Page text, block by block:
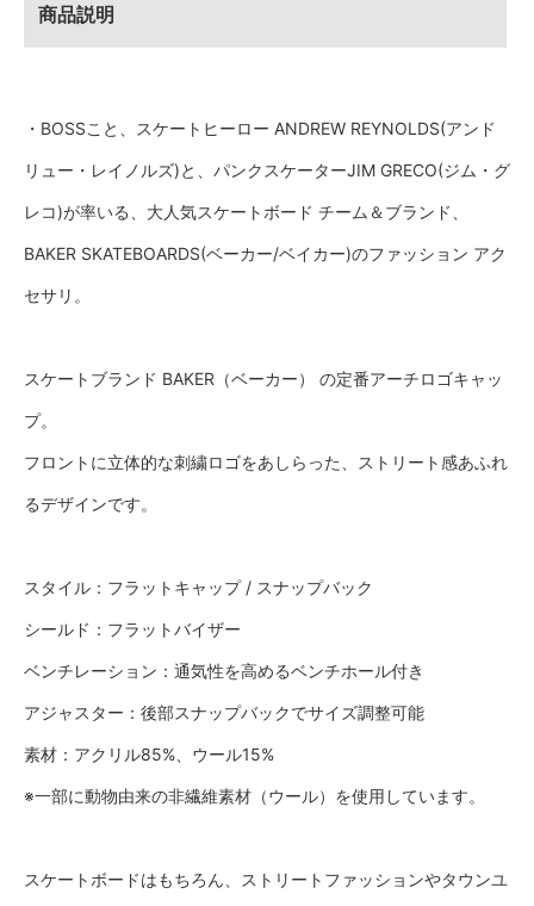
商品説明
・BOSSこと、スケートヒーロー ANDREW REYNOLDS(アンド
リュー・レイノルズ)と、パンクスケーターJIM GRECO(ジム・グ
レコ)が率いる、大人気スケートボード チーム＆ブランド、
BAKER SKATEBOARDS(ベーカー/ベイカー)のファッション アク
セサリ。
スケートブランド BAKER（ベーカー） の定番アーチロゴキャッ
プ。
フロントに立体的な刺繍ロゴをあしらった、ストリート感あふれ
るデザインです。
スタイル：フラットキャップ / スナップバック
シールド：フラットバイザー
ベンチレーション：通気性を高めるベンチホール付き
アジャスター：後部スナップバックでサイズ調整可能
素材：アクリル85%、ウール15%
※一部に動物由来の非繊維素材（ウール）を使用しています。
スケートボードはもちろん、ストリートファッションやタウンユ